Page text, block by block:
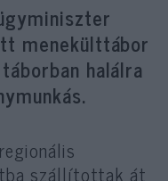
menekülttábor
halálra
szállítottak át